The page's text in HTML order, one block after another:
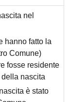
nel
hanno fatto la
Comune)
fosse residente
nascita
è stato